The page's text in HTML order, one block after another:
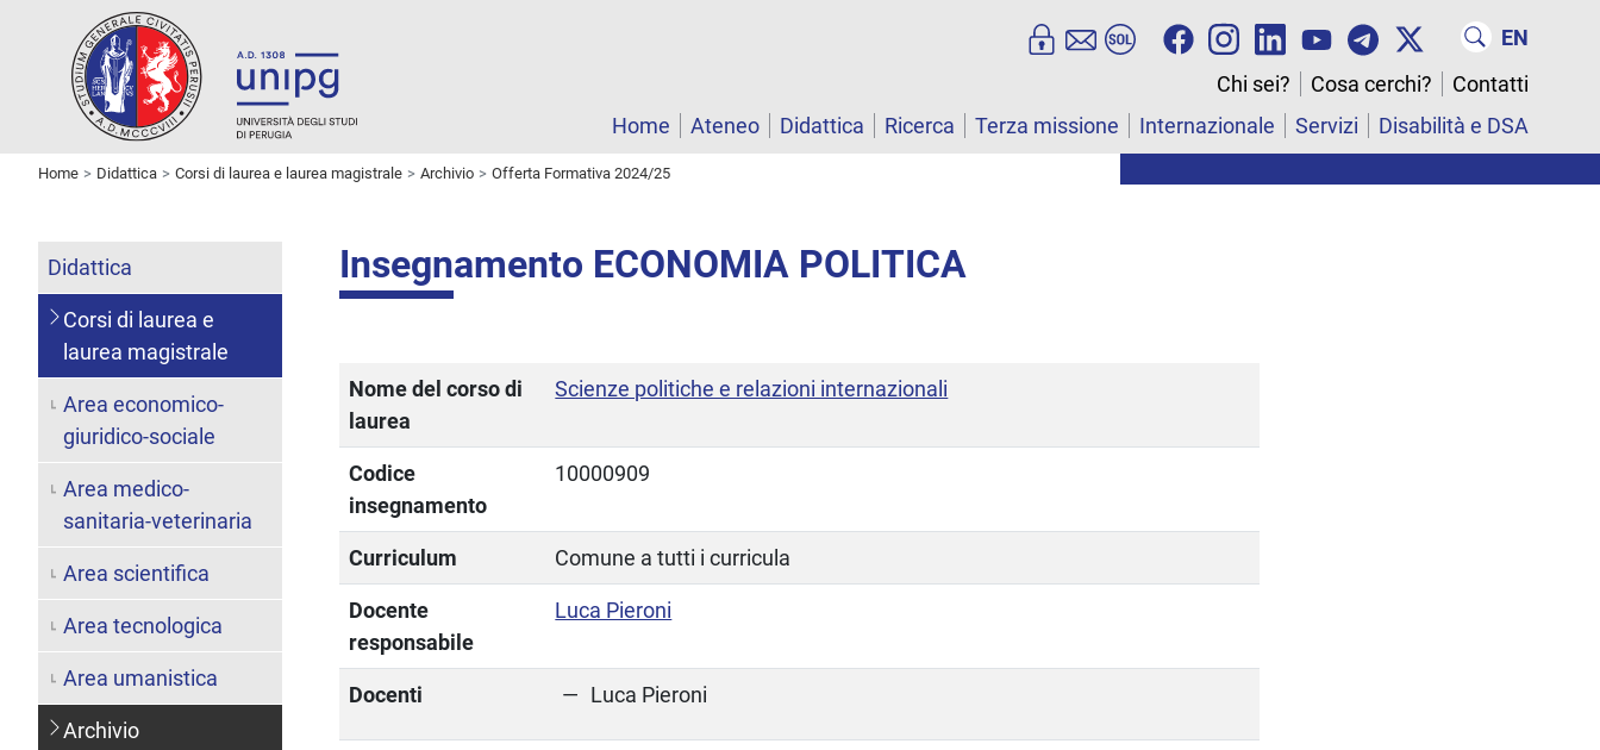
EN
Chi sei?
Cosa cerchi?
Contatti
Home
Ateneo Didattica Ricerca Terza missione Internazionale Servizi Disabilità e DSA
Home Didattica Corsi di laurea e laurea magistrale Archivio Offerta Formativa 2024/25
Insegnamento ECONOMIA POLITICA
Nome del corso di
laurea
Scienze politiche e relazioni internazionali
Codice
insegnamento
10000909
Curriculum Comune a tutti i curricula
Docente
responsabile
Luca Pieroni
Docenti Luca Pieroni
Didattica
Corsi di laurea e
laurea magistrale
Area economico-
giuridico-sociale
Area medico-
sanitaria-veterinaria
Area scientifica
Area tecnologica
Area umanistica
Archivio